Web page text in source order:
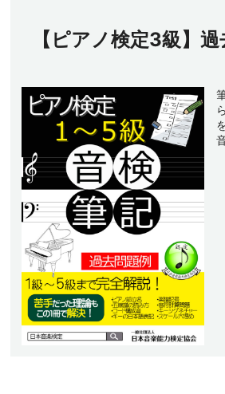
【ピアノ検定3級】